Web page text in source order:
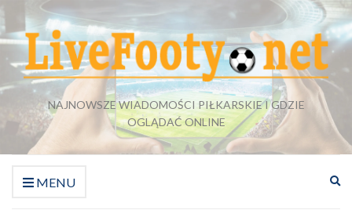
NAJNOWSZE WIADOMOŚCI PIŁKARSKIE I GDZIE
OGLĄDAĆ ONLINE
MENU